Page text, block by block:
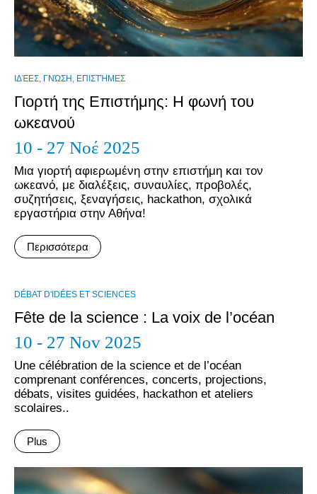
ΙΔΈΕΣ, ΓΝΏΣΗ, ΕΠΙΣΤΉΜΕΣ
Γιορτή της Eπιστήμης: Η φωνή του
ωκεανού
10 - 27 Νοέ 2025
Μια γιορτή αφιερωμένη στην επιστήμη και τον
ωκεανό, με διαλέξεις, συναυλίες, προβολές,
συζητήσεις, ξεναγήσεις, hackathon, σχολικά
εργαστήρια στην Αθήνα!
Περισσότερα
DÉBAT D'IDÉES ET SCIENCES
Fête de la science : La voix de l’océan
10 - 27 Nov 2025
Une célébration de la science et de l’océan
comprenant conférences, concerts, projections,
débats, visites guidées, hackathon et ateliers
scolaires..
Plus